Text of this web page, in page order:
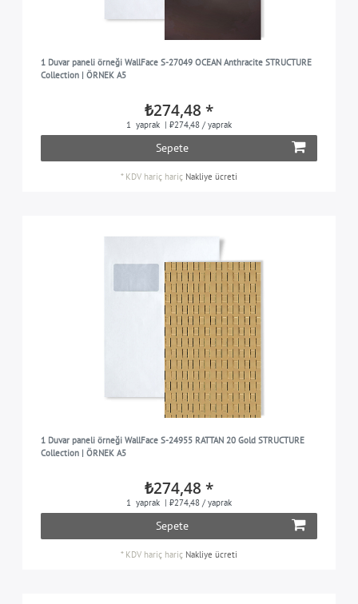
1 Duvar paneli örneği WallFace S-27049 OCEAN Anthracite STRUCTURE
Collection | ÖRNEK A5
₺274,48 *
1 yaprak | ₺274,48 / yaprak
Sepete
* KDV hariç hariç Nakliye ücreti
1 Duvar paneli örneği WallFace S-24955 RATTAN 20 Gold STRUCTURE
Collection | ÖRNEK A5
₺274,48 *
1 yaprak | ₺274,48 / yaprak
Sepete
* KDV hariç hariç Nakliye ücreti